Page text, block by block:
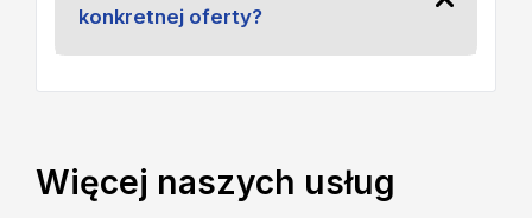
konkretnej oferty?
Więcej naszych usług